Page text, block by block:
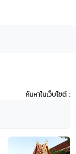
ค้นหาในเว็บไซต์ :